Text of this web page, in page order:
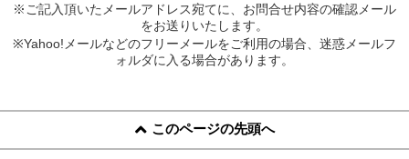
※ご記入頂いたメールアドレス宛てに、お問合せ内容の確認メール
をお送りいたします。
※Yahoo!メールなどのフリーメールをご利用の場合、迷惑メールフ
ォルダに入る場合があります。
このページの先頭へ